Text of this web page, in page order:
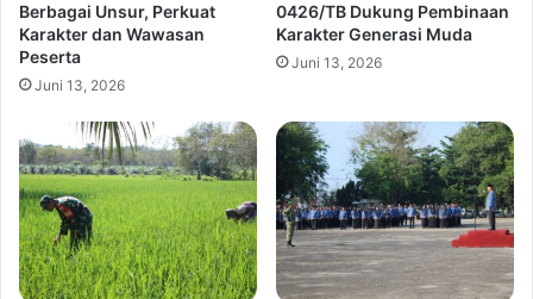
Berbagai Unsur, Perkuat
Karakter dan Wawasan
Peserta
Juni 13, 2026
0426/TB Dukung Pembinaan
Karakter Generasi Muda
Juni 13, 2026